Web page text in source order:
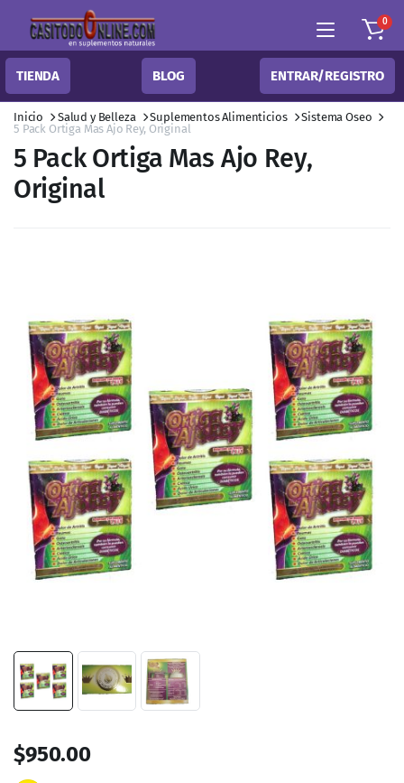
0
TIENDA BLOG ENTRAR/REGISTRO
Inicio Salud y Belleza Suplementos Alimenticios
Sistema Oseo
5 Pack Ortiga Mas Ajo Rey, Original
5 Pack Ortiga Mas Ajo Rey,
Original
$950.00